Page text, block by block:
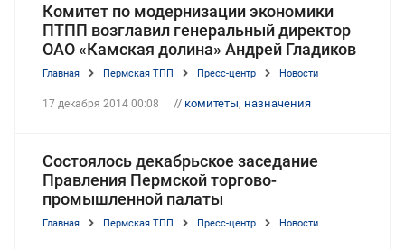
Комитет по модернизации экономики
ПТПП возглавил генеральный директор
ОАО «Камская долина» Андрей Гладиков
Главная Пермская ТПП Пресс-центр Новости
17 декабря 2014 00:08 // комитеты, назначения
Состоялось декабрьское заседание
Правления Пермской торгово-
промышленной палаты
Главная Пермская ТПП Пресс-центр Новости